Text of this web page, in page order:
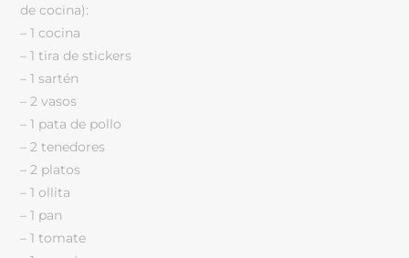
de cocina):
– 1 cocina
– 1 tira de stickers
– 1 sartén
– 2 vasos
– 1 pata de pollo
– 2 tenedores
– 2 platos
– 1 ollita
– 1 pan
– 1 tomate